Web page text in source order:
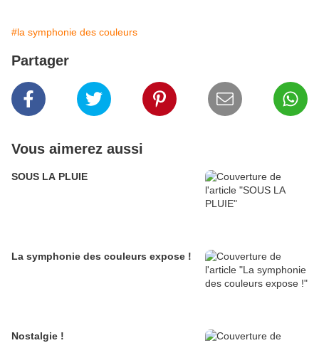
#la symphonie des couleurs
Partager
Vous aimerez aussi
SOUS LA PLUIE
La symphonie des couleurs expose !
Nostalgie !